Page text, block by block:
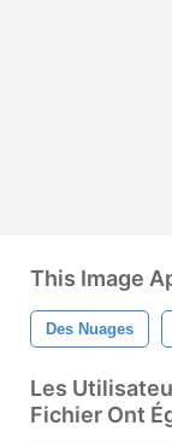
This Image
Des Nuages
Les
Fichier Ont